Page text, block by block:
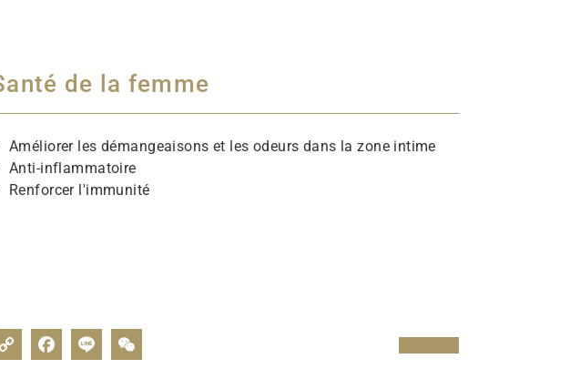
de la femme
Améliorer les démangeaisons et les odeurs dans la zone intime
Anti-inflammatoire
Renforcer l'immunité